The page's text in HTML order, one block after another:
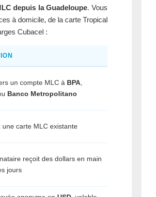
depuis la Guadeloupe. Vous
à domicile, de la carte Tropical
Cubacel :
un compte MLC à BPA,
Banco Metropolitano
une carte MLC existante
reçoit des dollars en main
jours